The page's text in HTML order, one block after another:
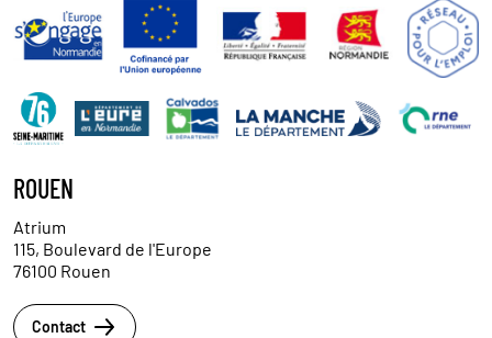
ROUEN
Atrium
115, Boulevard de l'Europe
76100 Rouen
Contact